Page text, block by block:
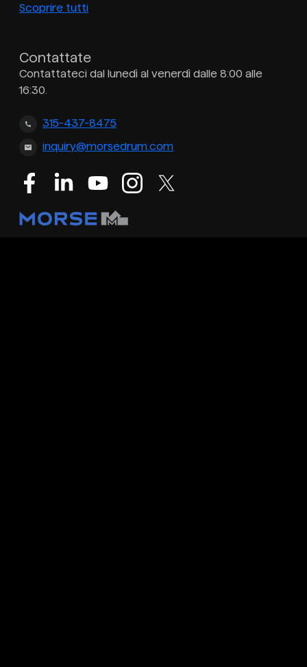
Scoprire tutti
Contattate
Contattateci dal lunedì al venerdì dalle 8:00 alle
16:30.
315-437-8475
inquiry@morsedrum.com